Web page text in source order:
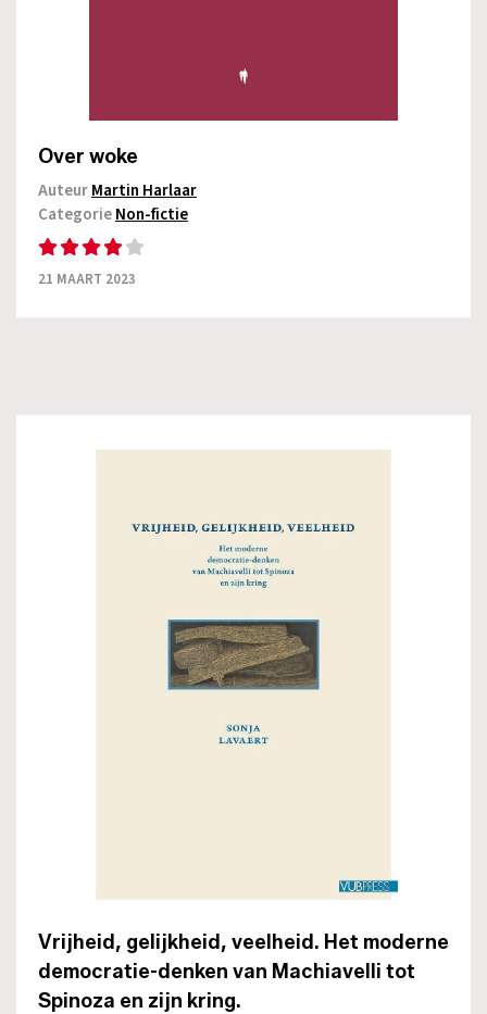
Over woke
AuteurMartin Harlaar
CategorieNon-fictie
21 MAART 2023
Vrijheid, gelijkheid, veelheid. Het moderne
democratie-denken van Machiavelli tot
Spinoza en zijn kring.